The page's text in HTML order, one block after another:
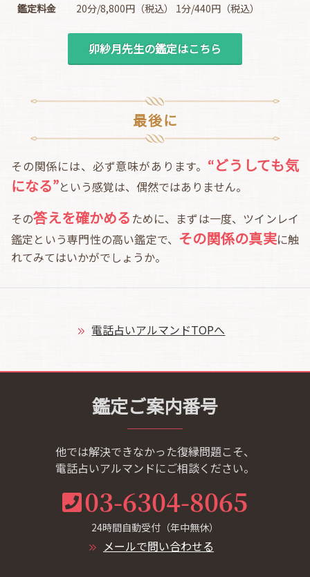
鑑定料金
20分/8,800円（税込） 1分/440円（税込）
卯紗月先生の鑑定はこちら
最後に
その関係には、必ず意味があります。 “どうしても気
になる”という感覚は、偶然ではありません。
その答えを確かめる ために、まずは一度、ツインレイ
鑑定という専門性の高い鑑定で、 その関係の真実に触
れてみてはいかがでしょうか。
電話占いアルマンドTOPへ
鑑定ご案内番号
他では解決できなかった復縁問題こそ、
電話占いアルマンドにご相談ください。
03-6304-8065
24時間自動受付（年中無休）
メールで問い合わせる